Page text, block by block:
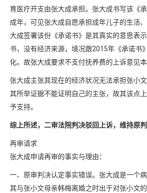
育医疗开支由张大成承担。张大成书写该《
成年，可见张大成自愿承担成年儿子的生活
大成签署该份《承诺书》是其真实的意思表
书，没有经济来源，境况跟2015年《承诺书
化。故张大成要求不支付抚养费的上诉意见本
张大成主张其现在的经济状况无法承担张小
其所举证据不能证明自己的主张，故其该点
予支持。
综上所述，二审法院判决驳回上诉，维持原判
再审请求
张大成申请再审的事实与理由：
一、原审判决认定事实错误。张大成是一个病
其与张小文母亲韩梅离婚之时出于对张小文